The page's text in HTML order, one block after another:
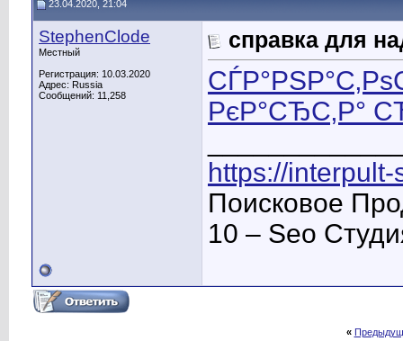
23.04.2020, 21:04
StephenClode
Местный
Регистрация: 10.03.2020
Адрес: Russia
Сообщений: 11,258
справка для
РєР°СЂС‚Р°
https://
Поисковое
10 – Seo
«